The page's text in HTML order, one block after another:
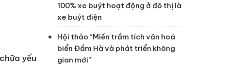
yếu
100% xe buýt hoạt động ở đô thị là
xe buýt điện
Hội thảo “Miền trầm tích văn hoá
biển Đầm Hà và phát triển không
gian mới”